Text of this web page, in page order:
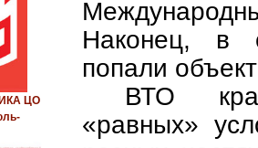
Наконец, в
попали
ВТО
«равных»
ЦО